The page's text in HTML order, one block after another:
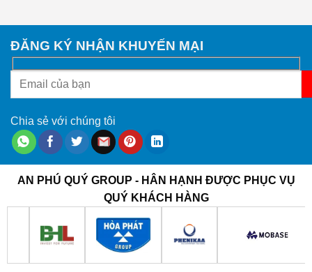
ĐĂNG KÝ NHẬN KHUYẾN MẠI
Chia sẻ với chúng tôi
AN PHÚ QUÝ GROUP - HÂN HẠNH ĐƯỢC PHỤC VỤ
QUÝ KHÁCH HÀNG